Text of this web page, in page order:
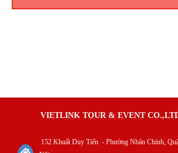
VIETLINK TOUR & EVENT
152 Khuất Duy Tiến - Phường Nhân Chính,